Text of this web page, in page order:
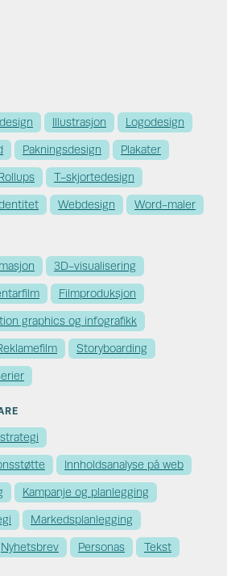
Illustrasjon Logodesign
Pakningsdesign Plakater
Rollups T-skjortedesign
Webdesign Word-maler
3D-visualisering
Filmproduksjon
graphics og infografikk
Storyboarding
Innholdsanalyse på web
Kampanje og planlegging
Markedsplanlegging
Nyhetsbrev Personas Tekst